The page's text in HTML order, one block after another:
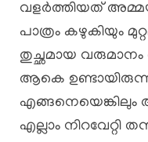
വളർത്തിയത്
പാത്രം കഴുകിയും
തുച്ഛമായ
ആകെ
എല്ലാം നിറവേറ്റി